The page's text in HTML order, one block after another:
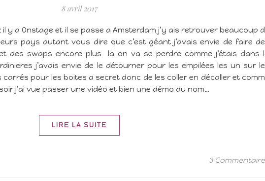
8 avril 2017
y a Onstage et il se passe a Amsterdam j’y ais retrouver beaucoup
pays autant vous dire que c’est géant j’avais envie de faire
des swaps encore plus la on va se perdre comme j’étais dans
j’avais envie de le détourner pour les empilées les un sur
pour les boites a secret donc de les coller en décaller et
j’ai vue passer une vidéo et bien une démo du nom…
LIRE LA SUITE
3